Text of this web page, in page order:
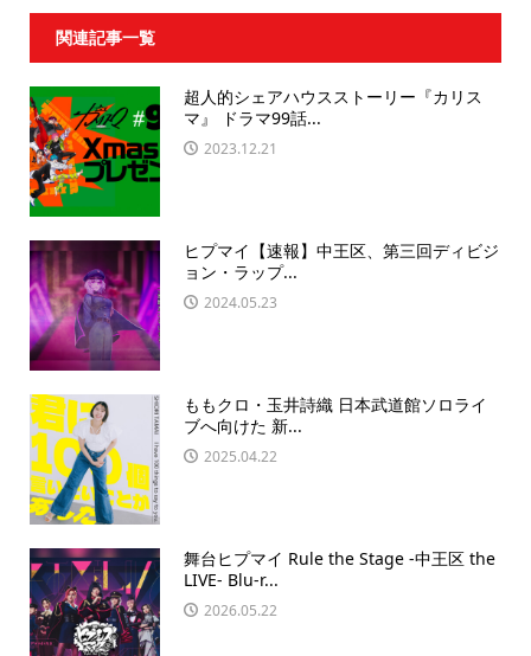
関連記事一覧
超人的シェアハウスストーリー『カリス
マ』 ドラマ99話...
2023.12.21
ヒプマイ【速報】中王区、第三回ディビジ
ョン・ラップ...
2024.05.23
ももクロ・玉井詩織 日本武道館ソロライ
ブへ向けた 新...
2025.04.22
舞台ヒプマイ Rule the Stage -中王区 the
LIVE- Blu-r...
2026.05.22